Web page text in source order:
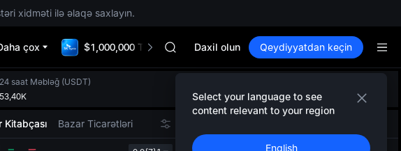
xidməti ilə əlaqə saxlayın.
çox $1,000,000 TradFi GalaCASHCAT
Unitree Future Now Live
GOLD(XAU)
CASHCAT
Daxil olun Qeydiyyatdan keçin
Select your language to see
content relevant to your region
English
24 saat Məbləğ (USDT)
53,40K
Kitabçası Bazar Ticarətləri